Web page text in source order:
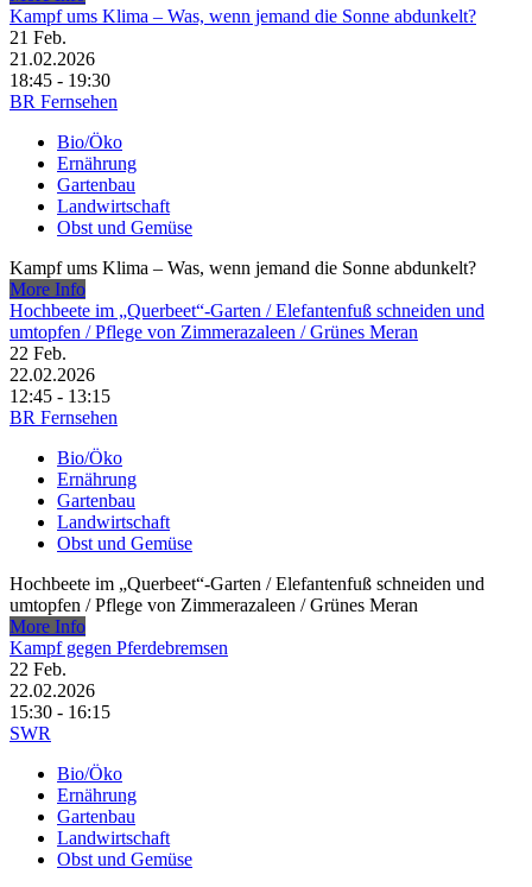
Kampf ums Klima – Was, wenn jemand die Sonne abdunkelt?
21 Feb.
21.02.2026
18:45 - 19:30
BR Fernsehen
Bio/Öko
Ernährung
Gartenbau
Landwirtschaft
Obst und Gemüse
Kampf ums Klima – Was, wenn jemand die Sonne abdunkelt?
More Info
Hochbeete im „Querbeet“-Garten /​ Elefantenfuß schneiden und
umtopfen /​ Pflege von Zimmerazaleen /​ Grünes Meran
22 Feb.
22.02.2026
12:45 - 13:15
BR Fernsehen
Bio/Öko
Ernährung
Gartenbau
Landwirtschaft
Obst und Gemüse
Hochbeete im „Querbeet“-Garten /​ Elefantenfuß schneiden und
umtopfen /​ Pflege von Zimmerazaleen /​ Grünes Meran
More Info
Kampf gegen Pferdebremsen
22 Feb.
22.02.2026
15:30 - 16:15
SWR
Bio/Öko
Ernährung
Gartenbau
Landwirtschaft
Obst und Gemüse